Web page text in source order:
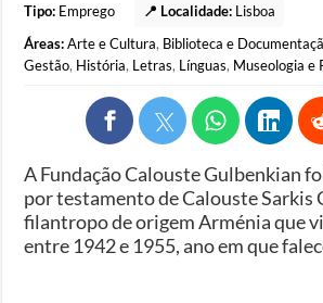
Tipo: Emprego 📍 Localidade: Lisboa
Áreas: Arte e Cultura, Biblioteca e
Gestão, História, Letras, Línguas, Museologia e
A Fundação Calouste Gulbenkian
por testamento de Calouste Sarkis
filantropo de origem Arménia que
entre 1942 e 1955, ano em que